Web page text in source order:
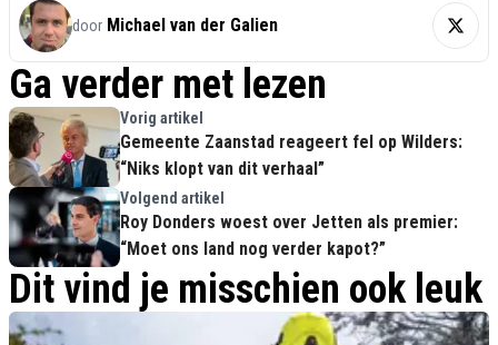
door Michael van der Galien
Ga verder met lezen
Vorig artikel
Gemeente Zaanstad reageert fel op Wilders:
“Niks klopt van dit verhaal”
Volgend artikel
Roy Donders woest over Jetten als premier:
“Moet ons land nog verder kapot?”
Dit vind je misschien ook leuk